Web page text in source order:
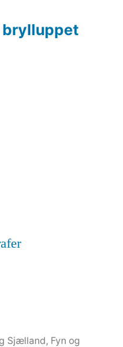
brylluppet
Sjælland, Fyn og